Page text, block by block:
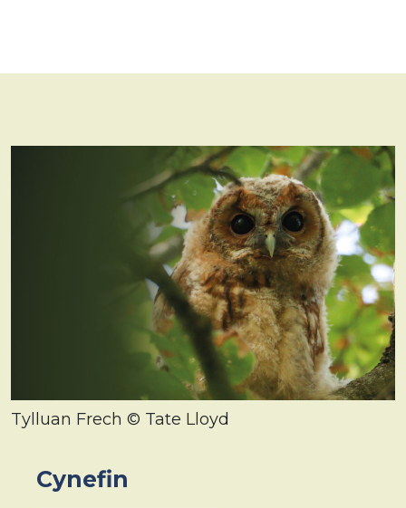
Tylluan Frech © Tate Lloyd
Cynefin